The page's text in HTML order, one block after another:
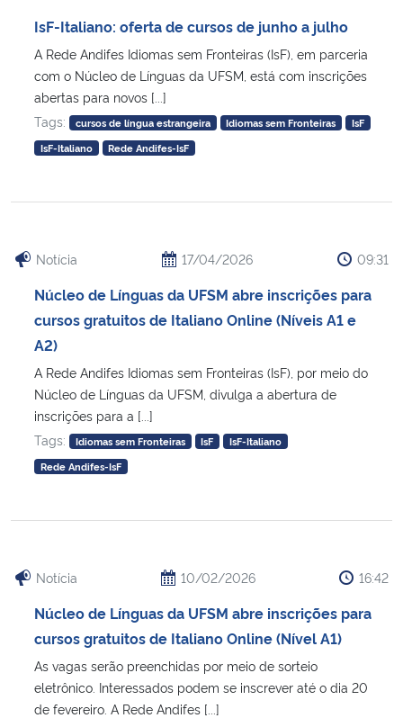
Ministério da Saúde
Ministério de Minas e Energia
Ministério da Ciência, Tecnologia, Inovações e Comunicações
Ministério do Meio Ambiente
Ministério do Turismo
Ministério do Desenvolvimento Regional
Controladoria-Geral da União
Ministério da Mulher, da Família e dos Direitos Humanos
Secretaria-Geral
Advocacia-Geral da União
Banco Central do Brasil
Planalto
IsF-Italiano: oferta de cursos de junho a julho
A Rede Andifes Idiomas sem Fronteiras (IsF), em parceria
com o Núcleo de Línguas da UFSM, está com inscrições
abertas para novos [...]
Tags:
cursos de língua estrangeira Idiomas sem Fronteiras
IsF
IsF-Italiano
Rede Andifes-IsF
Notícia 17/04/2026 09:31
Núcleo de Línguas da UFSM abre inscrições para
cursos gratuitos de Italiano Online (Níveis A1 e
A2)
A Rede Andifes Idiomas sem Fronteiras (IsF), por meio do
Núcleo de Línguas da UFSM, divulga a abertura de
inscrições para a [...]
Tags:
Idiomas sem Fronteiras IsF
IsF-Italiano
Rede Andifes-IsF
Notícia 10/02/2026 16:42
Núcleo de Línguas da UFSM abre inscrições para
cursos gratuitos de Italiano Online (Nível A1)
As vagas serão preenchidas por meio de sorteio
eletrônico. Interessados podem se inscrever até o dia 20
de fevereiro. A Rede Andifes [...]